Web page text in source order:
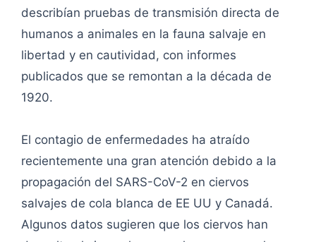
describían pruebas de transmisión directa de
humanos a animales en la fauna salvaje en
libertad y en cautividad, con informes
publicados que se remontan a la década de
1920.
El contagio de enfermedades ha atraído
recientemente una gran atención debido a la
propagación del SARS-CoV-2 en ciervos
salvajes de cola blanca de EE UU y Canadá.
Algunos datos sugieren que los ciervos han